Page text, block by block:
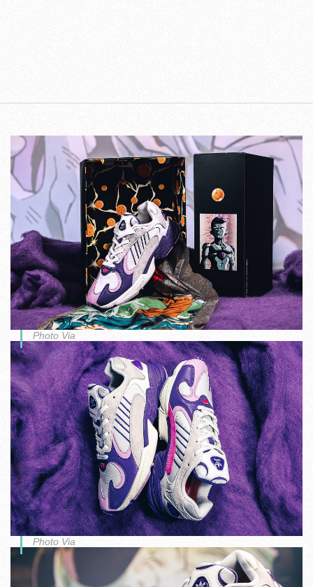
Photo Via
Photo Via